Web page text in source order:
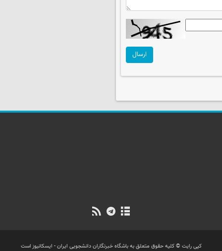
ارسال
کپی رایت © کلیه حقوق متعلق به باشگاه خبرنگاران دانشجویی ایران - ایسکانیوز است